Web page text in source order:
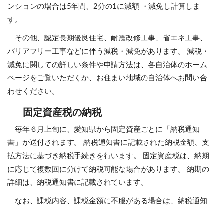
ンションの場合は5年間、2分の1に減額 ・減免し計算しま
す。
その他、認定長期優良住宅、耐震改修工事、省エネ工事、
バリアフリー工事などに伴う減税・減免があります。 減税・
減免に関しての詳しい条件や申請方法は、各自治体のホーム
ページをご覧いただくか、お住まい地域の自治体へお問い合
わせください。
固定資産税の納税
毎年６月上旬に、愛知県から固定資産ごとに「納税通知
書」が送付されます。 納税通知書に記載された納税金額、支
払方法に基づき納税手続きを行います。 固定資産税は、納期
に応じて複数回に分けて納税可能な場合があります。 納期の
詳細は、納税通知書に記載されています。
なお、課税内容、課税金額に不服がある場合は、納税通知